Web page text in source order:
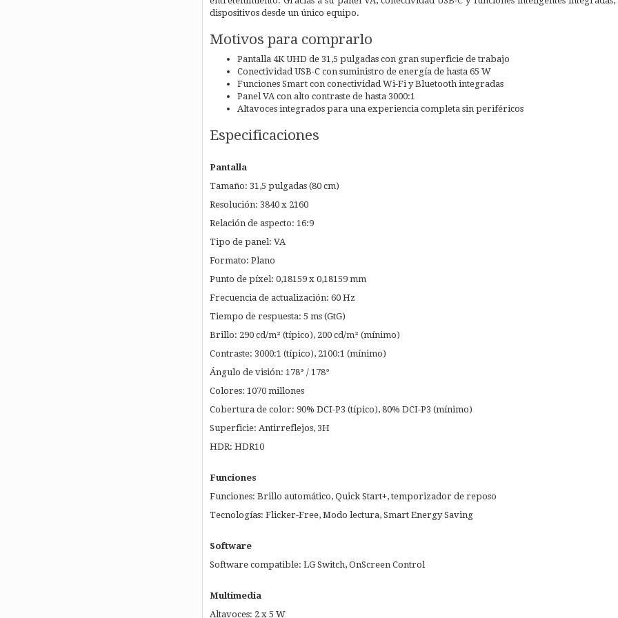
dispositivos desde un único equipo.
Motivos para comprarlo
Pantalla 4K UHD de 31,5 pulgadas con gran superficie de trabajo
Conectividad USB-C con suministro de energía de hasta 65 W
Funciones Smart con conectividad Wi-Fi y Bluetooth integradas
Panel VA con alto contraste de hasta 3000:1
Altavoces integrados para una experiencia completa sin periféricos
Especificaciones
Pantalla
Tamaño: 31,5 pulgadas (80 cm)
Resolución: 3840 x 2160
Relación de aspecto: 16:9
Tipo de panel: VA
Formato: Plano
Punto de píxel: 0,18159 x 0,18159 mm
Frecuencia de actualización: 60 Hz
Tiempo de respuesta: 5 ms (GtG)
Brillo: 290 cd/m² (típico), 200 cd/m² (mínimo)
Contraste: 3000:1 (típico), 2100:1 (mínimo)
Ángulo de visión: 178° / 178°
Colores: 1070 millones
Cobertura de color: 90% DCI-P3 (típico), 80% DCI-P3 (mínimo)
Superficie: Antirreflejos, 3H
HDR: HDR10
Funciones
Funciones: Brillo automático, Quick Start+, temporizador de reposo
Tecnologías: Flicker-Free, Modo lectura, Smart Energy Saving
Software
Software compatible: LG Switch, OnScreen Control
Multimedia
Altavoces: 2 x 5 W